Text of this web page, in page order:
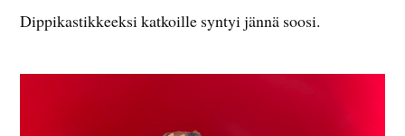
Dippikastikkeeksi katkoille syntyi jännä soosi.